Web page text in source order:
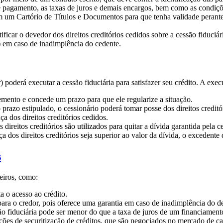
as taxas de juros e demais encargos, bem como as
Cartório de Títulos e Documentos para que tenha validade
o devedor dos direitos creditórios cedidos sobre a cessão
caso de inadimplência do cedente.
executar a cessão fiduciária para satisfazer seu crédito. A
e concede um prazo para que ele regularize a situação.
estipulado, o cessionário poderá tomar posse dos direitos
dos direitos creditórios cedidos.
direitos creditórios são utilizados para quitar a dívida garantida pela
dos direitos creditórios seja superior ao valor da dívida, o excedente
como:
o acesso ao crédito.
o credor, pois oferece uma garantia em caso de inadimplência do
fiduciária pode ser menor do que a taxa de juros de um
de securitização de créditos, que são negociados no mercado de